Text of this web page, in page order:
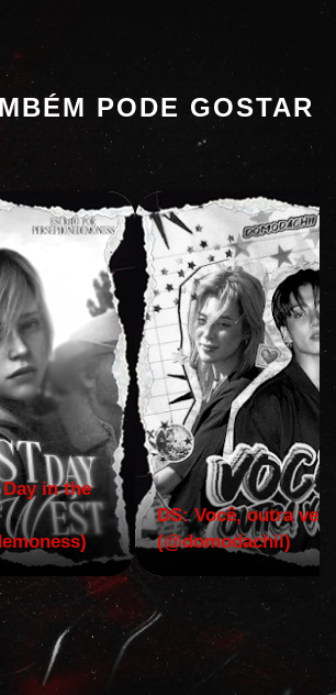
PODE GOSTAR
in the
DS: Você, outra vez!
(@domodachii)